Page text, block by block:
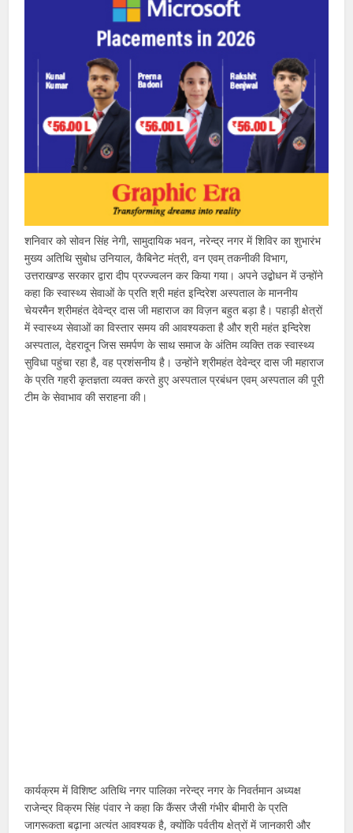
शनिवार को सोवन सिंह नेगी, सामुदायिक भवन, नरेन्द्र नगर में शिविर का शुभारंभ
मुख्य अतिथि सुबोध उनियाल, कैबिनेट मंत्री, वन एवम् तकनीकी विभाग,
उत्तराखण्ड सरकार द्वारा दीप प्रज्ज्वलन कर किया गया। अपने उद्बोधन में उन्होंने
कहा कि स्वास्थ्य सेवाओं के प्रति श्री महंत इन्दिरेश अस्पताल के माननीय
चेयरमैन श्रीमहंत देवेन्द्र दास जी महाराज का विज़न बहुत बड़ा है। पहाड़ी क्षेत्रों
में स्वास्थ्य सेवाओं का विस्तार समय की आवश्यकता है और श्री महंत इन्दिरेश
अस्पताल, देहरादून जिस समर्पण के साथ समाज के अंतिम व्यक्ति तक स्वास्थ्य
सुविधा पहुंचा रहा है, वह प्रशंसनीय है। उन्होंने श्रीमहंत देवेन्द्र दास जी महाराज
के प्रति गहरी कृतज्ञता व्यक्त करते हुए अस्पताल प्रबंधन एवम् अस्पताल की पूरी
टीम के सेवाभाव की सराहना की।
कार्यक्रम में विशिष्ट अतिथि नगर पालिका नरेन्द्र नगर के निवर्तमान अध्यक्ष
राजेन्द्र विक्रम सिंह पंवार ने कहा कि कैंसर जैसी गंभीर बीमारी के प्रति
जागरूकता बढ़ाना अत्यंत आवश्यक है, क्योंकि पर्वतीय क्षेत्रों में जानकारी और